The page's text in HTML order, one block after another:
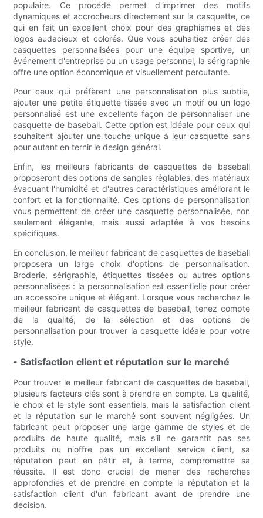
populaire. Ce procédé permet d'imprimer des motifs
dynamiques et accrocheurs directement sur la casquette, ce
qui en fait un excellent choix pour des graphismes et des
logos audacieux et colorés. Que vous souhaitiez créer des
casquettes personnalisées pour une équipe sportive, un
événement d'entreprise ou un usage personnel, la sérigraphie
offre une option économique et visuellement percutante.
Pour ceux qui préfèrent une personnalisation plus subtile,
ajouter une petite étiquette tissée avec un motif ou un logo
personnalisé est une excellente façon de personnaliser une
casquette de baseball. Cette option est idéale pour ceux qui
souhaitent ajouter une touche unique à leur casquette sans
pour autant en ternir le design général.
Enfin, les meilleurs fabricants de casquettes de baseball
proposeront des options de sangles réglables, des matériaux
évacuant l'humidité et d'autres caractéristiques améliorant le
confort et la fonctionnalité. Ces options de personnalisation
vous permettent de créer une casquette personnalisée, non
seulement élégante, mais aussi adaptée à vos besoins
spécifiques.
En conclusion, le meilleur fabricant de casquettes de baseball
proposera un large choix d'options de personnalisation.
Broderie, sérigraphie, étiquettes tissées ou autres options
personnalisées : la personnalisation est essentielle pour créer
un accessoire unique et élégant. Lorsque vous recherchez le
meilleur fabricant de casquettes de baseball, tenez compte
de la qualité, de la sélection et des options de
personnalisation pour trouver la casquette idéale pour votre
style.
- Satisfaction client et réputation sur le marché
Pour trouver le meilleur fabricant de casquettes de baseball,
plusieurs facteurs clés sont à prendre en compte. La qualité,
le choix et le style sont essentiels, mais la satisfaction client
et la réputation sur le marché sont souvent négligées. Un
fabricant peut proposer une large gamme de styles et de
produits de haute qualité, mais s'il ne garantit pas ses
produits ou n'offre pas un excellent service client, sa
réputation peut en pâtir et, à terme, compromettre sa
réussite. Il est donc crucial de mener des recherches
approfondies et de prendre en compte la réputation et la
satisfaction client d'un fabricant avant de prendre une
décision.